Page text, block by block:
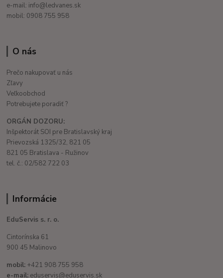
e-mail: info@ledvanes.sk
mobil: 0908 755 958
O nás
Prečo nakupovať u nás
Zľavy
Veľkoobchod
Potrebujete poradiť ?
ORGÁN DOZORU:
Inšpektorát SOI pre Bratislavský kraj
Prievozská 1325/32, 821 05
821 05 Bratislava - Ružinov
tel. č.: 02/582 722 03
Informácie
EduServis s. r. o.
Cintorínska 61
900 45 Malinovo
mobil: +421 908 755 958
e-mail: eduservis@eduservis.sk